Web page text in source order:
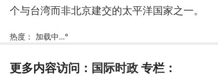
个与台湾而非北京建交的太平洋国家之一。
热度： 加载中...°
更多内容访问： 国际时政 专栏：